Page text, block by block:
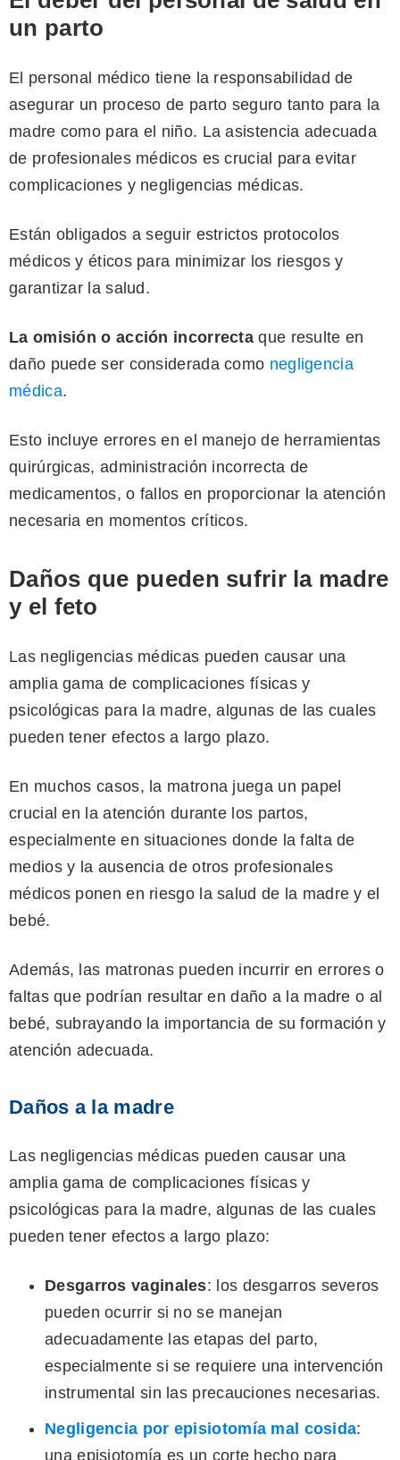
un parto
El personal médico tiene la responsabilidad de
asegurar un proceso de parto seguro tanto para la
madre como para el niño. La asistencia adecuada
de profesionales médicos es crucial para evitar
complicaciones y negligencias médicas.
Están obligados a seguir estrictos protocolos
médicos y éticos para minimizar los riesgos y
garantizar la salud.
La omisión o acción incorrecta que resulte en
daño puede ser considerada como negligencia
médica.
Esto incluye errores en el manejo de herramientas
quirúrgicas, administración incorrecta de
medicamentos, o fallos en proporcionar la atención
necesaria en momentos críticos.
Daños que pueden sufrir la madre
y el feto
Las negligencias médicas pueden causar una
amplia gama de complicaciones físicas y
psicológicas para la madre, algunas de las cuales
pueden tener efectos a largo plazo.
En muchos casos, la matrona juega un papel
crucial en la atención durante los partos,
especialmente en situaciones donde la falta de
medios y la ausencia de otros profesionales
médicos ponen en riesgo la salud de la madre y el
bebé.
Además, las matronas pueden incurrir en errores o
faltas que podrían resultar en daño a la madre o al
bebé, subrayando la importancia de su formación y
atención adecuada.
Daños a la madre
Las negligencias médicas pueden causar una
amplia gama de complicaciones físicas y
psicológicas para la madre, algunas de las cuales
pueden tener efectos a largo plazo:
Desgarros vaginales: los desgarros severos
pueden ocurrir si no se manejan
adecuadamente las etapas del parto,
especialmente si se requiere una intervención
instrumental sin las precauciones necesarias.
Negligencia por episiotomía mal cosida:
una episiotomía es un corte hecho para